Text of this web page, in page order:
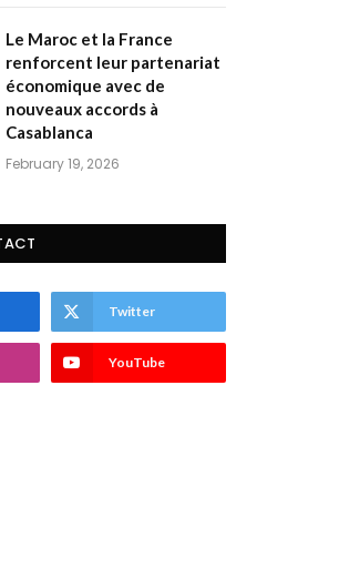
Le Maroc et la France
renforcent leur partenariat
économique avec de
nouveaux accords à
Casablanca
February 19, 2026
Twitter
YouTube